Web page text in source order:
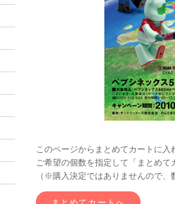
このページからまとめてカートに入
ご希望の個数を指定して「まとめ
（※購入決定ではありませんので